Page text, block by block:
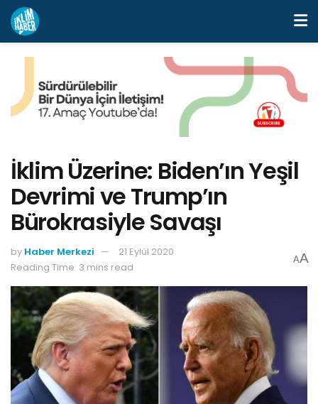
İklim Üzerine: Biden’ın Yeşil
Devrimi ve Trump’ın
Bürokrasiyle Savaşı
by Haber Merkezi
21 Eylül 2020
Reading Time: 3 mins read
AA